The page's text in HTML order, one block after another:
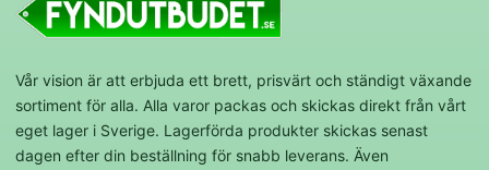
Vår vision är att erbjuda ett brett, prisvärt och ständigt växande
sortiment för alla. Alla varor packas och skickas direkt från vårt
eget lager i Sverige. Lagerförda produkter skickas senast
dagen efter din beställning för snabb leverans. Även